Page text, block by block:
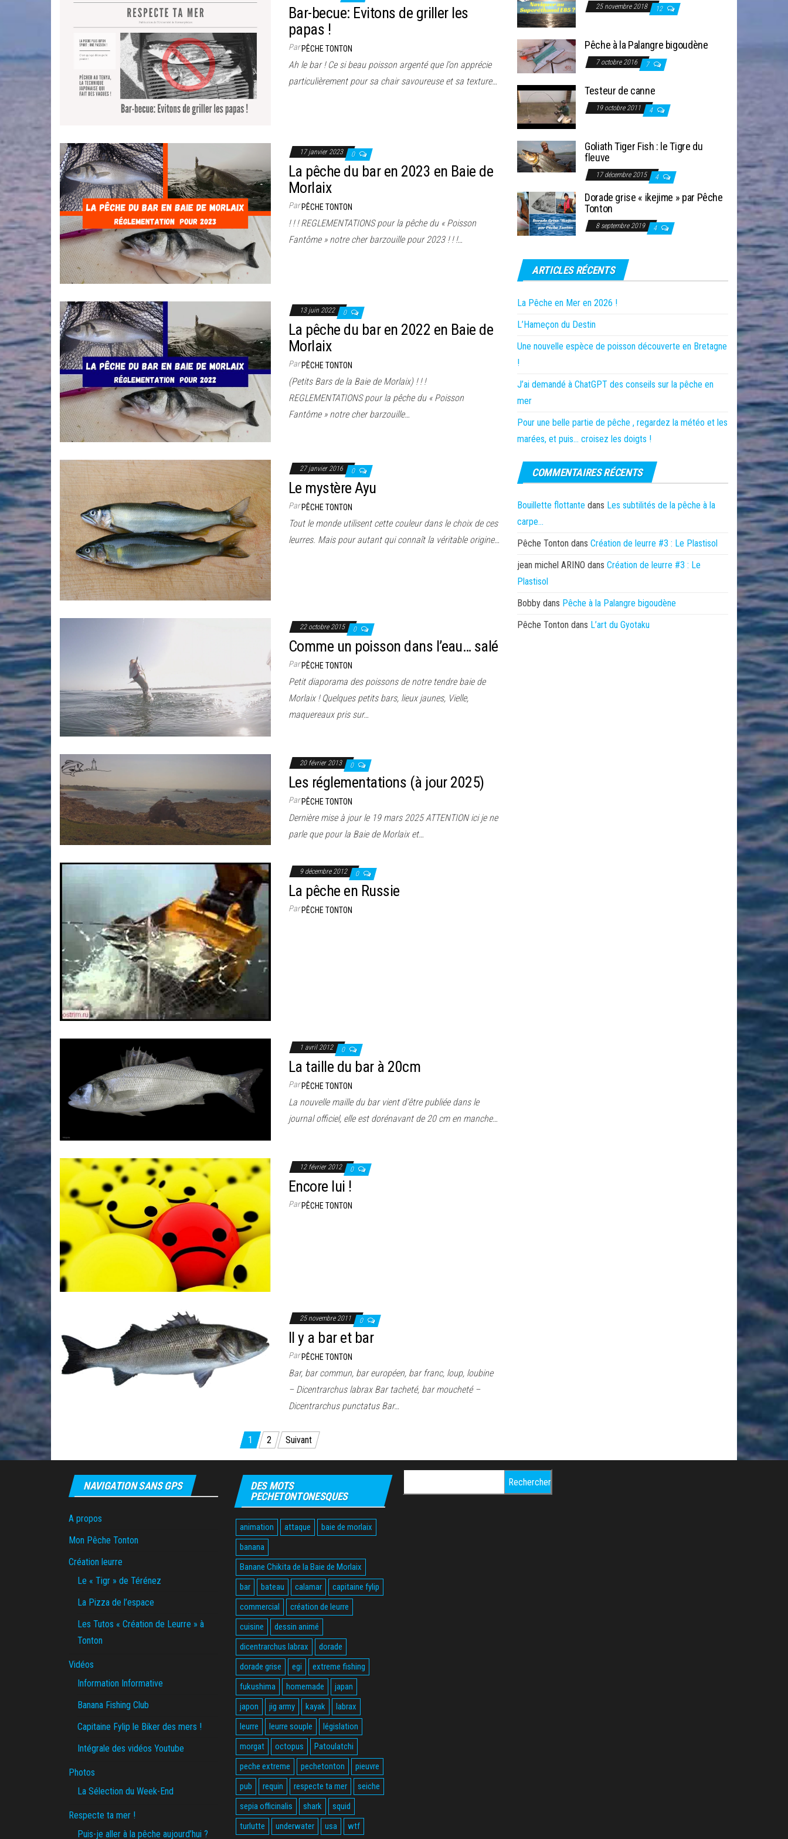
Bar-becue: Evitons de griller les
papas !
ParPÊCHE TONTON
Ah le bar ! Ce si beau poisson argenté que l’on apprécie
particulièrement pour sa chair savoureuse et sa texture…
17 janvier 2023 0
La pêche du bar en 2023 en Baie de
Morlaix
ParPÊCHE TONTON
! ! ! REGLEMENTATIONS pour la pêche du « Poisson
Fantôme » notre cher barzouille pour 2023 ! ! !…
13 juin 2022 0
La pêche du bar en 2022 en Baie de
Morlaix
ParPÊCHE TONTON
(Petits Bars de la Baie de Morlaix) ! ! !
REGLEMENTATIONS pour la pêche du « Poisson
Fantôme » notre cher barzouille…
27 janvier 2016 0
Le mystère Ayu
ParPÊCHE TONTON
Tout le monde utilisent cette couleur dans le choix de ces
leurres. Mais pour autant qui connaît la véritable origine…
22 octobre 2015 0
Comme un poisson dans l’eau… salé
ParPÊCHE TONTON
Petit diaporama des poissons de notre tendre baie de
Morlaix ! Quelques petits bars, lieux jaunes, Vielle,
maquereaux pris sur…
20 février 2013 0
Les réglementations (à jour 2025)
ParPÊCHE TONTON
Dernière mise à jour le 19 mars 2025 ATTENTION ici je ne
parle que pour la Baie de Morlaix et…
9 décembre 2012 0
La pêche en Russie
ParPÊCHE TONTON
1 avril 2012 0
La taille du bar à 20cm
ParPÊCHE TONTON
La nouvelle maille du bar vient d’être publiée dans le
journal officiel, elle est dorénavant de 20 cm en manche…
12 février 2012 0
Encore lui !
ParPÊCHE TONTON
25 novembre 2011 0
Il y a bar et bar
ParPÊCHE TONTON
Bar, bar commun, bar européen, bar franc, loup, loubine
– Dicentrarchus labrax Bar tacheté, bar moucheté –
Dicentrarchus punctatus Bar…
des
publications
1 2 Suivant
25 novembre 2018 12
Pêche à la Palangre bigoudène
7 octobre 2016 7
Testeur de canne
19 octobre 2011 4
Goliath Tiger Fish : le Tigre du
fleuve
17 décembre 2015 4
Dorade grise « ikejime » par Pêche
Tonton
8 septembre 2019 4
ARTICLES RÉCENTS
La Pêche en Mer en 2026 !
L’Hameçon du Destin
Une nouvelle espèce de poisson découverte en Bretagne
!
J’ai demandé à ChatGPT des conseils sur la pêche en
mer
Pour une belle partie de pêche , regardez la météo et les
marées, et puis… croisez les doigts !
COMMENTAIRES RÉCENTS
Bouillette flottante dans Les subtilités de la pêche à la
carpe…
Pêche Tonton dans Création de leurre #3 : Le Plastisol
jean michel ARINO dans Création de leurre #3 : Le
Plastisol
Bobby dans Pêche à la Palangre bigoudène
Pêche Tonton dans L’art du Gyotaku
NAVIGATION SANS GPS
A propos
Mon Pêche Tonton
Création leurre
Le « Tigr » de Térénez
La Pizza de l’espace
Les Tutos « Création de Leurre » à
Tonton
Vidéos
Information Informative
Banana Fishing Club
Capitaine Fylip le Biker des mers !
Intégrale des vidéos Youtube
Photos
La Sélection du Week-End
Respecte ta mer !
Puis-je aller à la pêche aujourd’hui ?
DES MOTS
PECHETONTONESQUES
animation attaque
baie de morlaix
banana
Banane Chikita de la Baie de Morlaix
bar
bateau calamar
capitaine fylip
commercial
création de leurre
cuisine
dessin animé
dicentrarchus labrax
dorade
dorade grise
egi
extreme fishing
fukushima
homemade
japan
japon
jig army kayak
labrax
leurre
leurre souple
législation
morgat
octopus
Patoulatchi
peche extreme
pechetonton
pieuvre
pub
requin respecte ta mer
seiche
sepia officinalis
shark
squid
turlutte
underwater usa wtf